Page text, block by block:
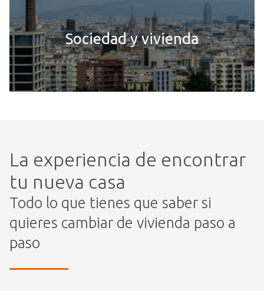
Sociedad y vivienda
La experiencia de encontrar
tu nueva casa
Todo lo que tienes que saber si
quieres cambiar de vivienda paso a
paso